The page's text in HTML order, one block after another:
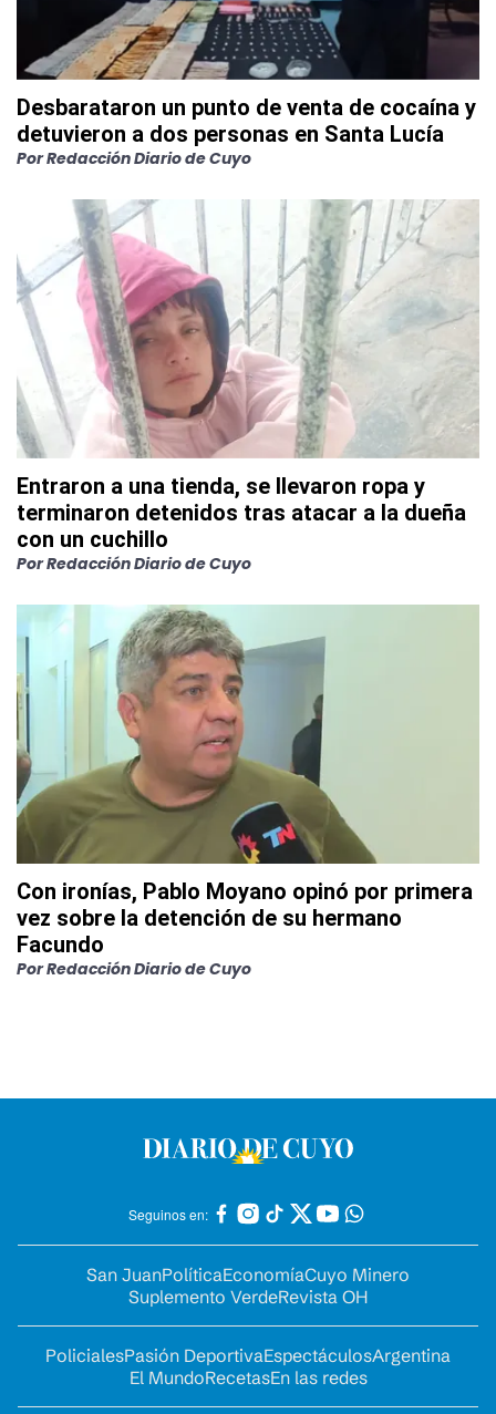
Desbarataron un punto de venta de cocaína y
detuvieron a dos personas en Santa Lucía
PorRedacción Diario de Cuyo
Entraron a una tienda, se llevaron ropa y
terminaron detenidos tras atacar a la dueña
con un cuchillo
PorRedacción Diario de Cuyo
Con ironías, Pablo Moyano opinó por primera
vez sobre la detención de su hermano
Facundo
PorRedacción Diario de Cuyo
Seguinos en:
San JuanPolíticaEconomíaCuyo Minero
Suplemento VerdeRevista OH
PolicialesPasión DeportivaEspectáculosArgentina
El MundoRecetasEn las redes